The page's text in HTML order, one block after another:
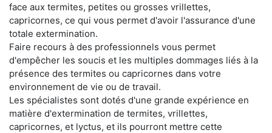
face aux termites, petites ou grosses vrillettes,
capricornes, ce qui vous permet d'avoir l'assurance d'une
totale extermination.
Faire recours à des professionnels vous permet
d'empêcher les soucis et les multiples dommages liés à la
présence des termites ou capricornes dans votre
environnement de vie ou de travail.
Les spécialistes sont dotés d'une grande expérience en
matière d'extermination de termites, vrillettes,
capricornes, et lyctus, et ils pourront mettre cette